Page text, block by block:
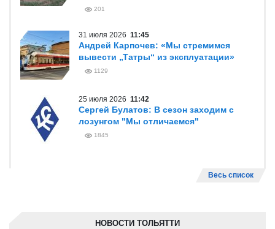
201
31 июля 2026 11:45
Андрей Карпочев: «Мы стремимся
вывести „Татры“ из эксплуатации»
1129
25 июля 2026 11:42
Сергей Булатов: В сезон заходим с
лозунгом "Мы отличаемся"
1845
Весь список
НОВОСТИ ТОЛЬЯТТИ